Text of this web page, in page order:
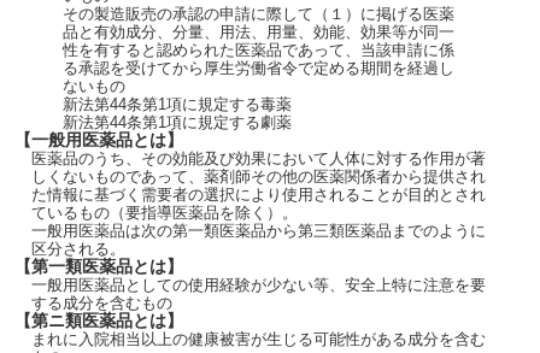
その製造販売の承認の申請に際して（１）に掲げる医薬
品と有効成分、分量、用法、用量、効能、効果等が同一
性を有すると認められた医薬品であって、当該申請に係
る承認を受けてから厚生労働省令で定める期間を経過し
ないもの
新法第44条第1項に規定する毒薬
新法第44条第1項に規定する劇薬
【一般用医薬品とは】
医薬品のうち、その効能及び効果において人体に対する作用が著
しくないものであって、薬剤師その他の医薬関係者から提供され
た情報に基づく需要者の選択により使用されることが目的とされ
ているもの（要指導医薬品を除く）。
一般用医薬品は次の第一類医薬品から第三類医薬品までのように
区分される。
【第一類医薬品とは】
一般用医薬品としての使用経験が少ない等、安全上特に注意を要
する成分を含むもの
【第ニ類医薬品とは】
まれに入院相当以上の健康被害が生じる可能性がある成分を含む